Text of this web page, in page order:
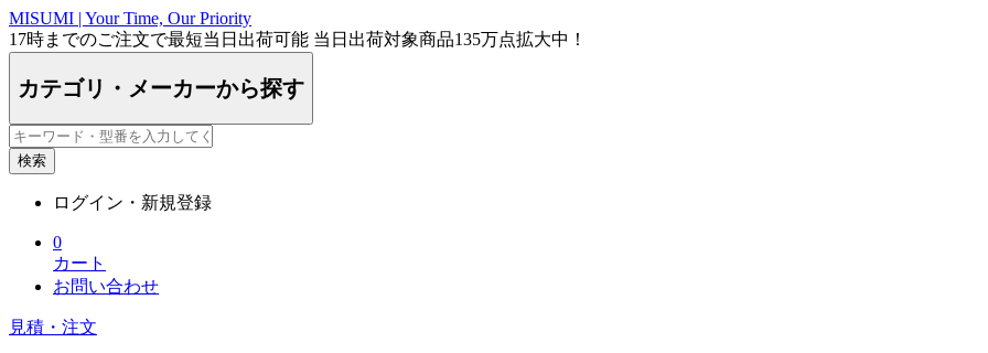
MISUMI | Your Time, Our Priority
17時までのご注文で最短当日出荷可能 当日出荷対象商品135万点拡大中！
カテゴリ・メーカーから探す
検索
ログイン・新規登録
0
カート
お問い合わせ
見積・注文
MISUMI(ミスミ) | 総合Webカタログ